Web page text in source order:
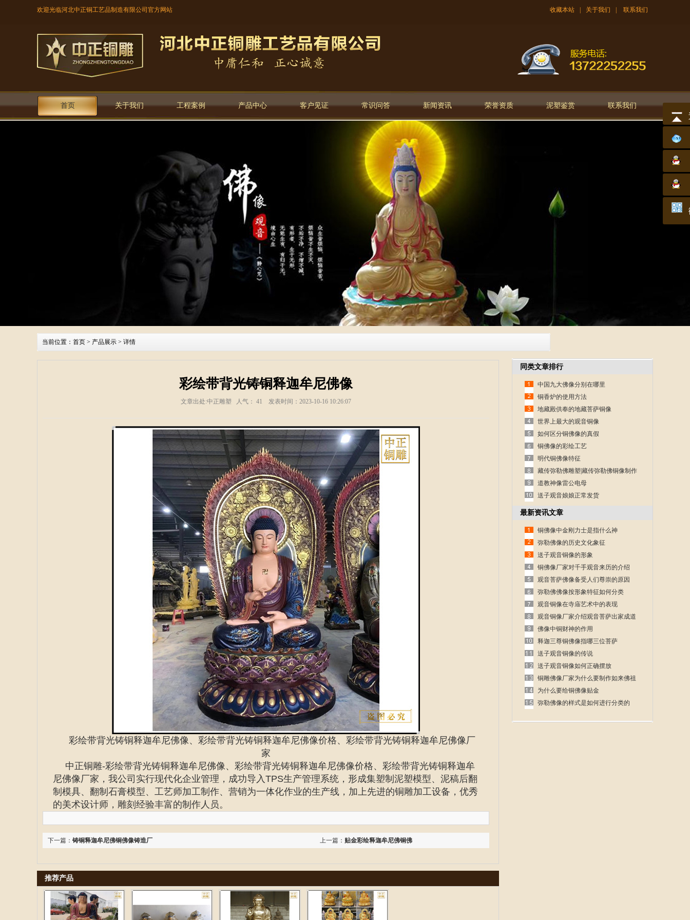
欢迎光临河北中正铜工艺品制造有限公司官方网站 收藏本站 关于我们 联系我们
首页 关于我们 工程案例 产品中心 客户见证 常识问答 新闻资讯 荣誉资质 泥塑鉴赏 联系我们
当前位置： 首页 > 产品展示 > 详情
彩绘带背光铸铜释迦牟尼佛像
文章出处:中正雕塑 人气： 41 发表时间：2023-10-16 10:26:07
彩绘带背光铸铜释迦牟尼佛像、彩绘带背光铸铜释迦牟尼佛像价格、彩绘带背光铸铜释迦牟尼佛像厂
家
中正铜雕-彩绘带背光铸铜释迦牟尼佛像、彩绘带背光铸铜释迦牟尼佛像价格、彩绘带背光铸铜释迦牟
尼佛像厂家 ，我公司实行现代化企业管理，成功导入TPS生产管理系统，形成集塑制泥塑模型、泥稿后翻
制模具、翻制石膏模型、工艺师加工制作、营销为一体化作业的生产线，加上先进的铜雕加工设备，优秀
的美术设计师，雕刻经验丰富的制作人员。
上一篇： 贴金彩绘释迦牟尼佛铜佛
下一篇： 铸铜释迦牟尼佛铜佛像铸造厂
推荐产品
同类文章排行
中国九大佛像分别在哪里
铜香炉的使用方法
地藏殿供奉的地藏菩萨铜像
世界上最大的观音铜像
如何区分铜佛像的真假
铜佛像的彩绘工艺
明代铜佛像特征
藏传弥勒佛雕塑|藏传弥勒佛铜像制作
道教神像雷公电母
送子观音娘娘正常发货
最新资讯文章
铜佛像中金刚力士是指什么神
弥勒佛像的历史文化象征
送子观音铜像的形象
铜佛像厂家对千手观音来历的介绍
观音菩萨佛像备受人们尊崇的原因
弥勒佛佛像按形象特征如何分类
观音铜像在寺庙艺术中的表现
观音铜像厂家介绍观音菩萨出家成道
的故事
佛像中铜财神的作用
释迦三尊铜佛像指哪三位菩萨
送子观音铜像的传说
送子观音铜像如何正确摆放
铜雕佛像厂家为什么要制作如来佛祖
呢
为什么要给铜佛像贴金
弥勒佛像的样式是如何进行分类的